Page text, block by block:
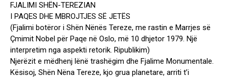
FJALIMI SHËN-TEREZIAN
I PAQES DHE MBROJTJES SË JETËS
(Fjalimi botëror i Shën Nënës Tereze, me rastin e Marrjes së
Çmimit Nobel për Paqe në Oslo, më 10 dhjetor 1979. Një
interpretim nga aspekti retorik. Ripublikim)
Njerëzit e mëdhenj lënë trashëgim dhe Fjalime Monumentale.
Kësisoj, Shën Nëna Tereze, kjo grua planetare, arriti t’i